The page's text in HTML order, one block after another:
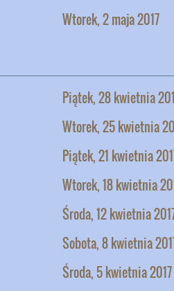
Wtorek, 2 maja 2017
Piątek, 28 kwietnia
Wtorek, 25 kwietnia
Piątek, 21 kwietnia
Wtorek, 18 kwietnia
Środa, 12 kwietnia
Sobota, 8 kwietnia
Środa, 5 kwietnia 2017